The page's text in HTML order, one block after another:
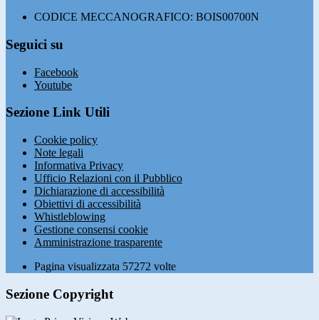
CODICE MECCANOGRAFICO: BOIS00700N
Seguici su
Facebook
Youtube
Sezione Link Utili
Cookie policy
Note legali
Informativa Privacy
Ufficio Relazioni con il Pubblico
Dichiarazione di accessibilità
Obiettivi di accessibilità
Whistleblowing
Gestione consensi cookie
Amministrazione trasparente
Pagina visualizzata 57272 volte
Sezione Copyright